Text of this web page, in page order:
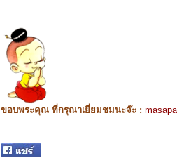
ขอบพระคุณ ที่กรุณาเยี่ยมชมนะจ๊ะ :